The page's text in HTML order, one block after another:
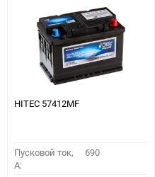
HITEC 57412MF
Пусковой ток,
A:
690